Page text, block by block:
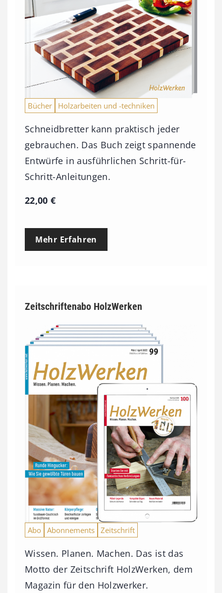
Bücher Holzarbeiten und -techniken
Schneidbretter kann praktisch jeder
gebrauchen. Das Buch zeigt spannende
Entwürfe in ausführlichen Schritt-für-
Schritt-Anleitungen.
22,00€
Mehr Erfahren
Zeitschriftenabo HolzWerken
Abo Abonnements Zeitschrift
Wissen. Planen. Machen. Das ist das
Motto der Zeitschrift HolzWerken, dem
Magazin für den Holzwerker.